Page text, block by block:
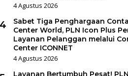
4 Agustus 2026
Sabet Tiga Penghargaan
Center World, PLN Icon Plus
Layanan Pelanggan melalui
Center ICONNET
4 Agustus 2026
Layanan Bertumbuh Pesat!